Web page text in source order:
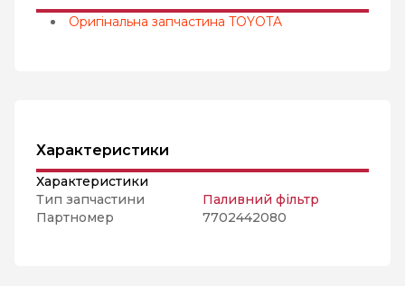
Оригінальна запчастина TOYOTA
Характеристики
Характеристики
Тип запчастини
Паливний фільтр
Партномер
7702442080